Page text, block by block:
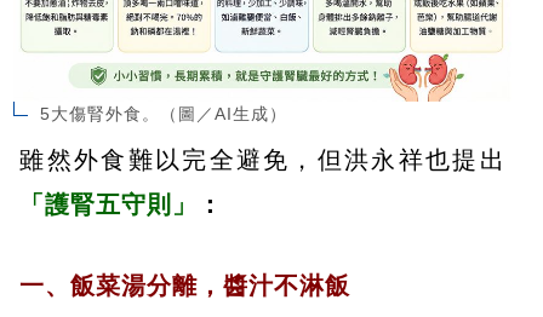
5大傷腎外食。（圖／AI生成）
雖然外食難以完全避免，但洪永祥也提出
「護腎五守則」
：
一、飯菜湯分離，醬汁不淋飯